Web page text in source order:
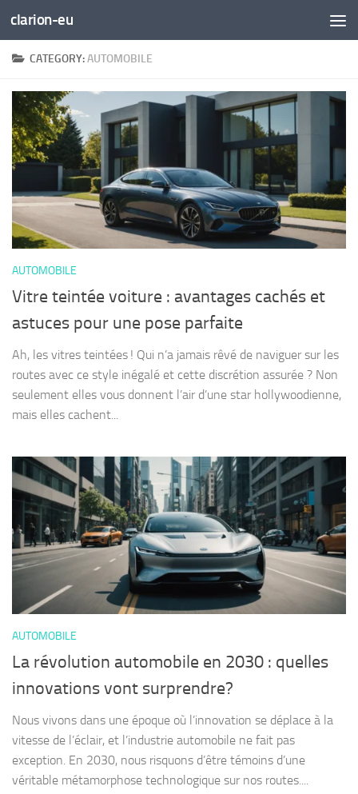
Skip to content
clarion-eu
CATEGORY:AUTOMOBILE
AUTOMOBILE
Vitre teintée voiture : avantages cachés et
astuces pour une pose parfaite
Ah, les vitres teintées ! Qui n’a jamais rêvé de naviguer sur les
routes avec ce style inégalé et cette discrétion assurée ? Non
seulement elles vous donnent l’air d’une star hollywoodienne,
mais elles cachent...
AUTOMOBILE
La révolution automobile en 2030 : quelles
innovations vont surprendre?
Nous vivons dans une époque où l’innovation se déplace à la
vitesse de l’éclair, et l’industrie automobile ne fait pas
exception. En 2030, nous risquons d’être témoins d’une
véritable métamorphose technologique sur nos routes....